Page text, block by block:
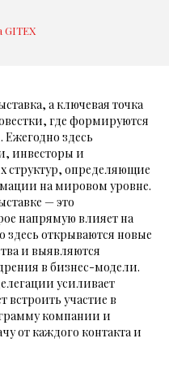
GITEX
а ключевая точка
где формируются
здесь
инвесторы и
структур, определяющие
на мировом уровне.
— это
напрямую влияет на
здесь открываются новые
и выявляются
в бизнес-модели.
усиливает
встроить участие в
компании и
от каждого контакта и